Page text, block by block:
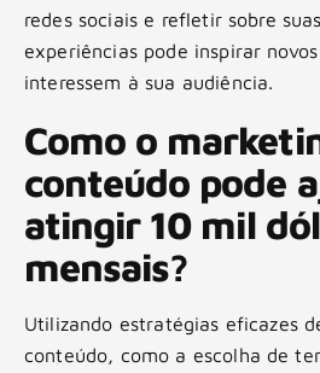
redes sociais e refletir sobre
experiências pode inspirar
interessem à sua audiência.
Como o
conteúdo pode
atingir 10 mil
mensais?
Utilizando estratégias eficazes
conteúdo, como a escolha de